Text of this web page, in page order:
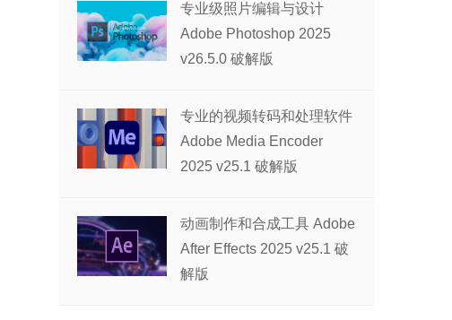
专业级照片编辑与设计
Adobe Photoshop 2025
v26.5.0 破解版
专业的视频转码和处理软件
Adobe Media Encoder
2025 v25.1 破解版
动画制作和合成工具 Adobe
After Effects 2025 v25.1 破
解版